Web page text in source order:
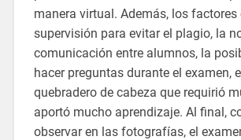
manera virtual. Además, los factores
supervisión para evitar el plagio, la
comunicación entre alumnos, la
hacer preguntas durante el examen,
quebradero de cabeza que requirió
aportó mucho aprendizaje. Al final,
observar en las fotografías, el